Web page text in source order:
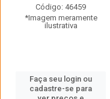
Código: 46459
*Imagem meramente
ilustrativa
Faça seu login ou
cadastre-se para